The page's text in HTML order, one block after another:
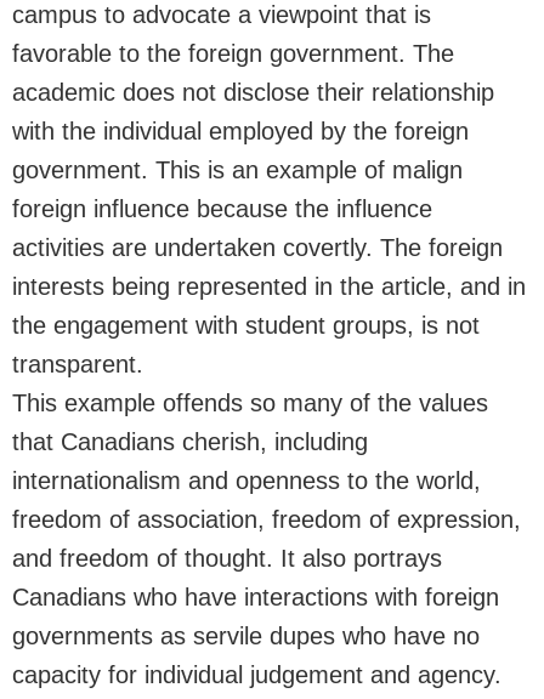
campus to advocate a viewpoint that is
favorable to the foreign government. The
academic does not disclose their relationship
with the individual employed by the foreign
government. This is an example of malign
foreign influence because the influence
activities are undertaken covertly. The foreign
interests being represented in the article, and in
the engagement with student groups, is not
transparent.
This example offends so many of the values
that Canadians cherish, including
internationalism and openness to the world,
freedom of association, freedom of expression,
and freedom of thought. It also portrays
Canadians who have interactions with foreign
governments as servile dupes who have no
capacity for individual judgement and agency.